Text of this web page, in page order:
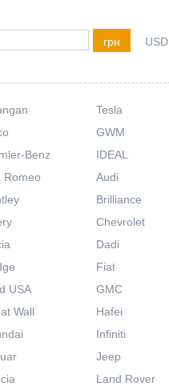
грн USD
Tesla
GWM
Benz
IDEAL
Romeo
Audi
Brilliance
Chevrolet
Dadi
Fiat
USA
GMC
Wall
Hafei
Infiniti
Jeep
Land Rover